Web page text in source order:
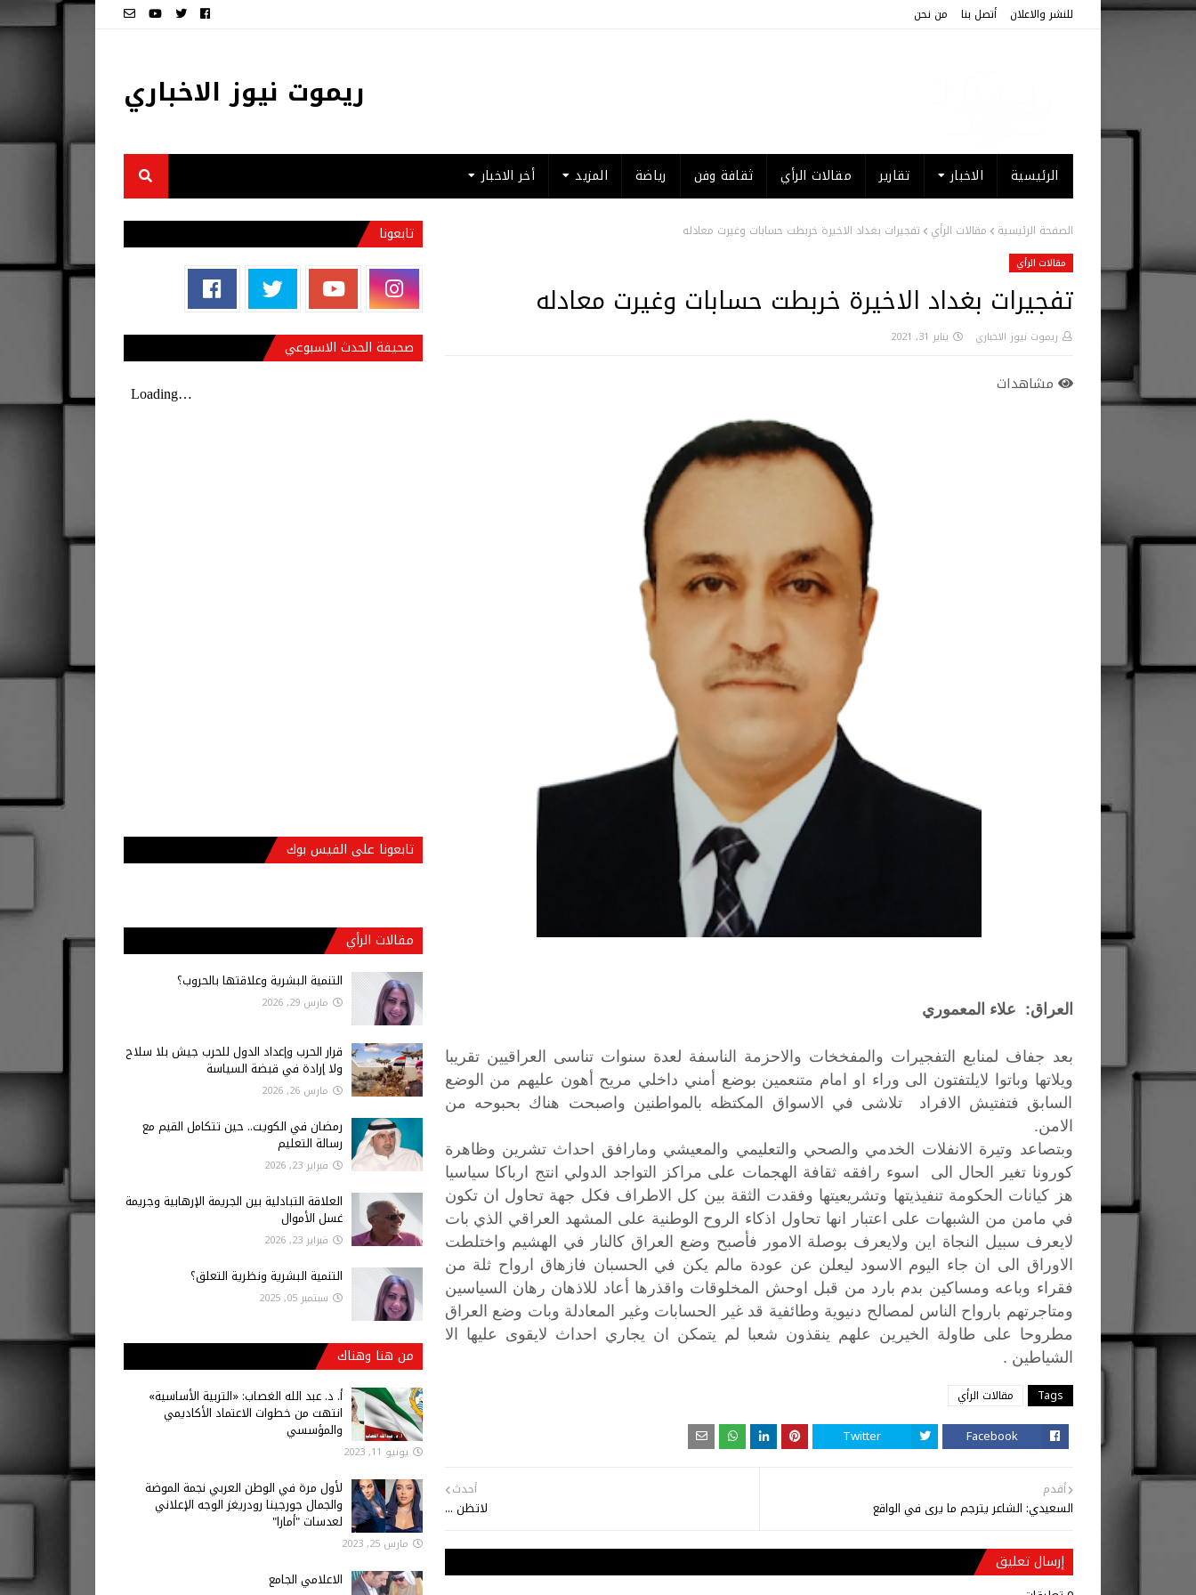
للنشر والاعلان أتصل بنا من نحن
ريموت نيوز الاخباري
الرئيسية الاخبار تقارير مقالات الرأي ثقافة وفن رياضة المزيد أخر الاخبار
الصفحة الرئيسية مقالات الرأي تفجيرات بغداد الاخيرة خربطت حسابات وغيرت معادله
مقالات الرأي
تفجيرات بغداد الاخيرة خربطت حسابات وغيرت معادله
ريموت نيوز الاخباري يناير 31, 2021
مشاهدات
العراق: علاء المعموري
بعد جفاف لمنابع التفجيرات والمفخخات والاحزمة الناسفة لعدة سنوات تناسى العراقيين تقريبا
ويلاتها وباتوا لايلتفتون الى وراء او امام متنعمين بوضع أمني داخلي مريح أهون عليهم من الوضع
السابق فتفتيش الافراد تلاشى في الاسواق المكتظه بالمواطنين واصبحت هناك بحبوحه من
الامن.
وبتصاعد وتيرة الانفلات الخدمي والصحي والتعليمي والمعيشي ومارافق احداث تشرين وظاهرة
كورونا تغير الحال الى اسوء رافقه ثقافة الهجمات على مراكز التواجد الدولي انتج ارباكا سياسيا
هز كيانات الحكومة تنفيذيتها وتشريعيتها وفقدت الثقة بين كل الاطراف فكل جهة تحاول ان تكون
في مامن من الشبهات على اعتبار انها تحاول اذكاء الروح الوطنية على المشهد العراقي الذي بات
لايعرف سبيل النجاة اين ولايعرف بوصلة الامور فأصبح وضع العراق كالنار في الهشيم واختلطت
الاوراق
الى ان جاء اليوم الاسود ليعلن عن عودة مالم يكن في الحسبان فازهاق ارواح ثلة من
فقراء وباعه ومساكين بدم بارد من قبل اوحش المخلوقات واقذرها أعاد للاذهان رهان
السياسين
ومتاجرتهم بارواح الناس لمصالح دنيوية وطائفية قد غير الحسابات وغير المعادلة وبات وضع العراق
مطروحا على طاولة الخيرين علهم ينقذون شعبا لم يتمكن ان يجاري احداث لايقوى عليها
الا
الشياطين .
Tags مقالات الرأي
Facebook
Twitter
أحدث
لاتظن ...
أقدم
السعيدي: الشاعر يترجم ما يرى في الواقع
إرسال تعليق
تابعونا
صحيفة الحدث الاسبوعي
تابعونا على الفيس بوك
مقالات الرأي
التنمية البشرية وعلاقتها بالحروب؟
مارس 29, 2026
قرار الحرب وإعداد الدول للحرب جيش بلا سلاح
ولا إرادة في قبضة السياسة
مارس 26, 2026
رمضان في الكويت.. حين تتكامل القيم مع
رسالة التعليم
فبراير 23, 2026
العلاقة التبادلية بين الجريمة الإرهابية وجريمة
غسل الأموال
فبراير 23, 2026
التنمية البشرية ونظرية التعلق؟
سبتمبر 05, 2025
من هنا وهناك
أ‌. د. عبد الله الغصاب: «التربية الأساسية»
انتهت من خطوات الاعتماد الأكاديمي
والمؤسسي
يونيو 11, 2023
لأول مرة في الوطن العربي نجمة الموضة
والجمال جورجينا رودريغز الوجه الإعلاني
لعدسات "أمارا"
مارس 25, 2023
الاعلامي الجامع